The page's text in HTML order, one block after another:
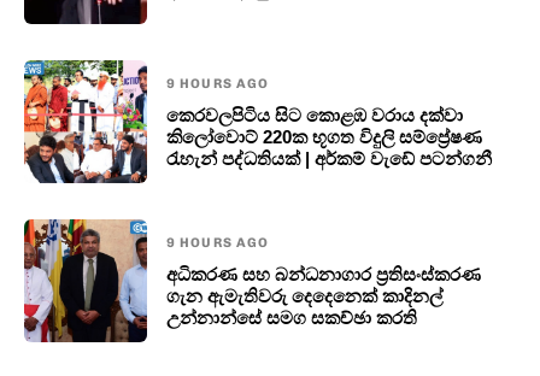
9 HOURS AGO
කෙරවලපිටිය සිට කොළඹ වරාය දක්වා
කිලෝවොට් 220ක භූගත විදුලි සම්ප්‍රේෂණ
රැහැන් පද්ධතියක් | අර්කම් වැඩේ පටන්ගනී
9 HOURS AGO
අධිකරණ සහ බන්ධනාගාර ප්‍රතිසංස්කරණ
ගැන ඇමැතිවරු දෙදෙනෙක් කාදිනල්
උන්නාන්සේ සමග සකච්ඡා කරති